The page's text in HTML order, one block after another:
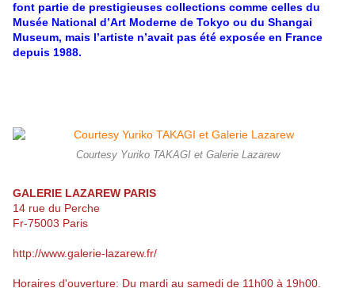
font partie de prestigieuses collections comme celles du
Musée National d’Art Moderne de Tokyo ou du Shangai
Museum, mais l’artiste n’avait pas été exposée en France
depuis 1988.
Courtesy Yuriko TAKAGI et Galerie Lazarew
GALERIE LAZAREW PARIS
14 rue du Perche
Fr-75003 Paris
http://www.galerie-lazarew.fr/
Horaires d'ouverture: Du mardi au samedi de 11h00 à 19h00.